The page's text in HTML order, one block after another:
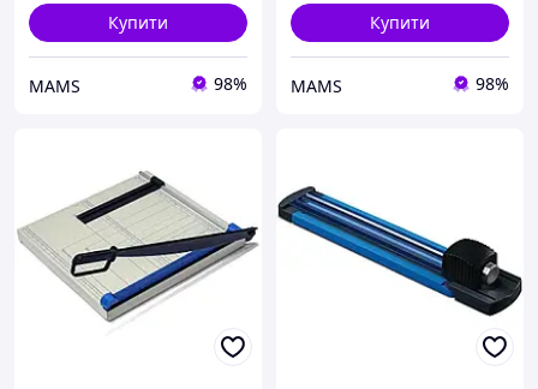
Купити
MAMS 98%
Купити
MAMS 98%